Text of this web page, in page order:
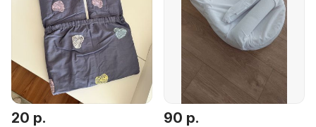
20 р. 90 р.